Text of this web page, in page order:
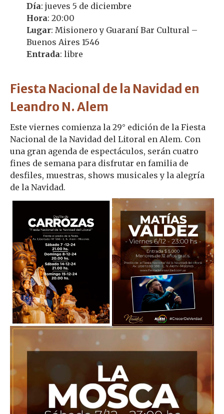
Día: jueves 5 de diciembre
Hora: 20:00
Lugar: Misionero y Guaraní Bar Cultural –
Buenos Aires 1546
Entrada: libre
Fiesta Nacional de la Navidad en
Leandro N. Alem
Este viernes comienza la 29° edición de la Fiesta
Nacional de la Navidad del Litoral en Alem. Con
una gran agenda de espectáculos, serán cuatro
fines de semana para disfrutar en familia de
desfiles, muestras, shows musicales y la alegría
de la Navidad.